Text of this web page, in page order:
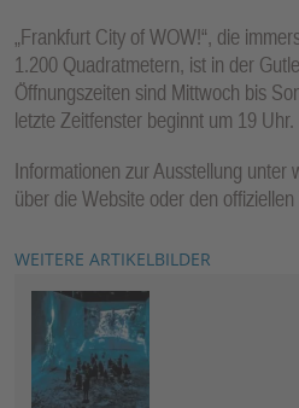
„Frankfurt City of WOW!“, die
1.200 Quadratmetern, ist in der
Öffnungszeiten sind Mittwoch bis
letzte Zeitfenster beginnt um 19 Uhr.
Informationen zur Ausstellung unter
über die Website oder den
WEITERE ARTIKELBILDER